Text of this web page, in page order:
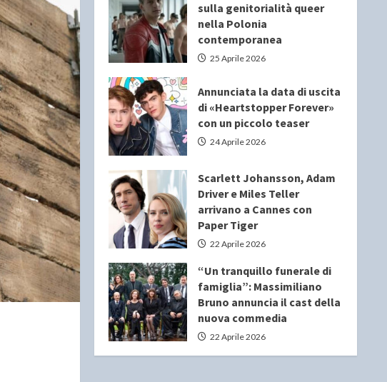
sulla genitorialità queer
nella Polonia
contemporanea
25 Aprile 2026
Annunciata la data di uscita
di «Heartstopper Forever»
con un piccolo teaser
24 Aprile 2026
Scarlett Johansson, Adam
Driver e Miles Teller
arrivano a Cannes con
Paper Tiger
22 Aprile 2026
“Un tranquillo funerale di
famiglia”: Massimiliano
Bruno annuncia il cast della
nuova commedia
22 Aprile 2026